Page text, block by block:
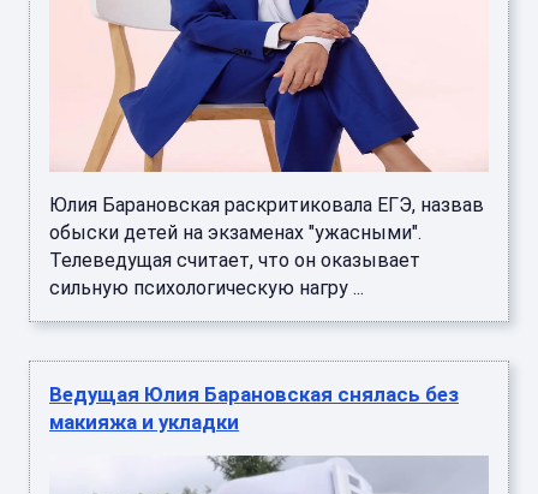
Юлия Барановская раскритиковала ЕГЭ, назвав
обыски детей на экзаменах "ужасными".
Телеведущая считает, что он оказывает
сильную психологическую нагру ...
Ведущая Юлия Барановская снялась без
макияжа и укладки